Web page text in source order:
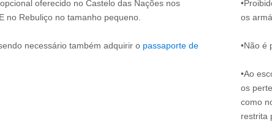
oferecido no Castelo das Nações nos
no Rebuliço no tamanho pequeno.
necessário também adquirir o passaporte de
os
•Não é
•Ao
os
como
restrita